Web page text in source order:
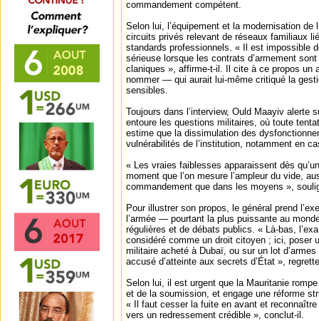
commandement compétent.
Selon lui, l’équipement et la modernisation de
circuits privés relevant de réseaux familiaux
standards professionnels. « Il est impossible
sérieuse lorsque les contrats d’armement
claniques », affirme-t-il. Il cite à ce propos
nommer — qui aurait lui-même critiqué la
sensibles.
Toujours dans l’interview, Ould Maayiv alerte
entoure les questions militaires, où toute
estime que la dissimulation des
vulnérabilités de l’institution, notamment en
« Les vraies faiblesses apparaissent dès
moment que l’on mesure l’ampleur du vide,
commandement que dans les moyens »,
Pour illustrer son propos, le général prend
l’armée — pourtant la plus puissante au
régulières et de débats publics. « Là-bas,
considéré comme un droit citoyen ; ici, poser
militaire acheté à Dubaï, ou sur un lot
accusé d’atteinte aux secrets d’État »,
Selon lui, il est urgent que la Mauritanie
et de la soumission, et engage une réforme
« Il faut cesser la fuite en avant et reconnaître
vers un redressement crédible », conclut-il.